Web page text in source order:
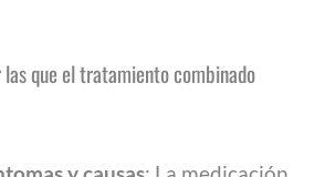
que el tratamiento combinado